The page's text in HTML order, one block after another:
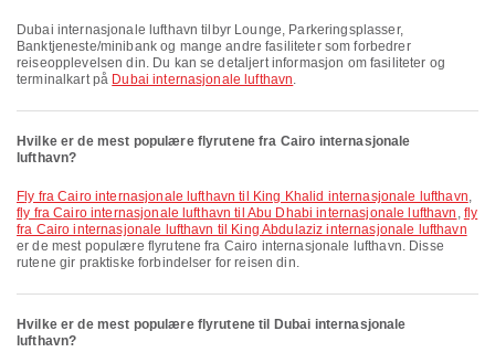
Dubai internasjonale lufthavn tilbyr Lounge, Parkeringsplasser,
Banktjeneste/minibank og mange andre fasiliteter som forbedrer
reiseopplevelsen din. Du kan se detaljert informasjon om fasiliteter og
terminalkart på Dubai internasjonale lufthavn.
Hvilke er de mest populære flyrutene fra Cairo internasjonale
lufthavn?
fly fra Cairo internasjonale lufthavn til King Khalid internasjonale lufthavn,
fly fra Cairo internasjonale lufthavn til Abu Dhabi internasjonale lufthavn , fly
fra Cairo internasjonale lufthavn til King Abdulaziz internasjonale lufthavn
er de mest populære flyrutene fra Cairo internasjonale lufthavn. Disse
rutene gir praktiske forbindelser for reisen din.
Hvilke er de mest populære flyrutene til Dubai internasjonale
lufthavn?